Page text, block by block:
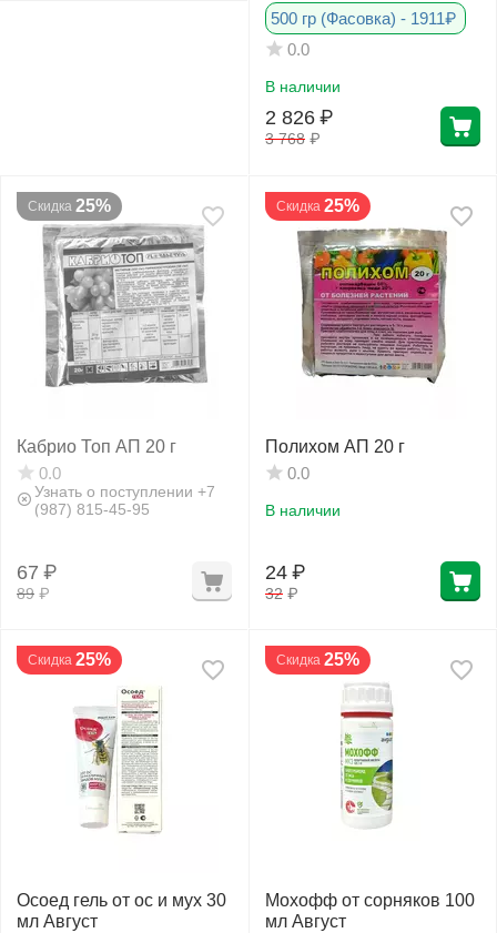
500 гр (Фасовка) - 1911₽
0.0
В наличии
3 768 ₽
2 826 ₽
Скидка 25%
Кабрио Топ АП 20 г
0.0
Узнать о поступлении +7
(987) 815-45-95
89 ₽
67 ₽
Скидка 25%
Полихом АП 20 г
0.0
В наличии
32 ₽
24 ₽
Скидка 25%
Осоед гель от ос и мух 30
мл Август
Скидка 25%
Мохофф от сорняков 100
мл Август